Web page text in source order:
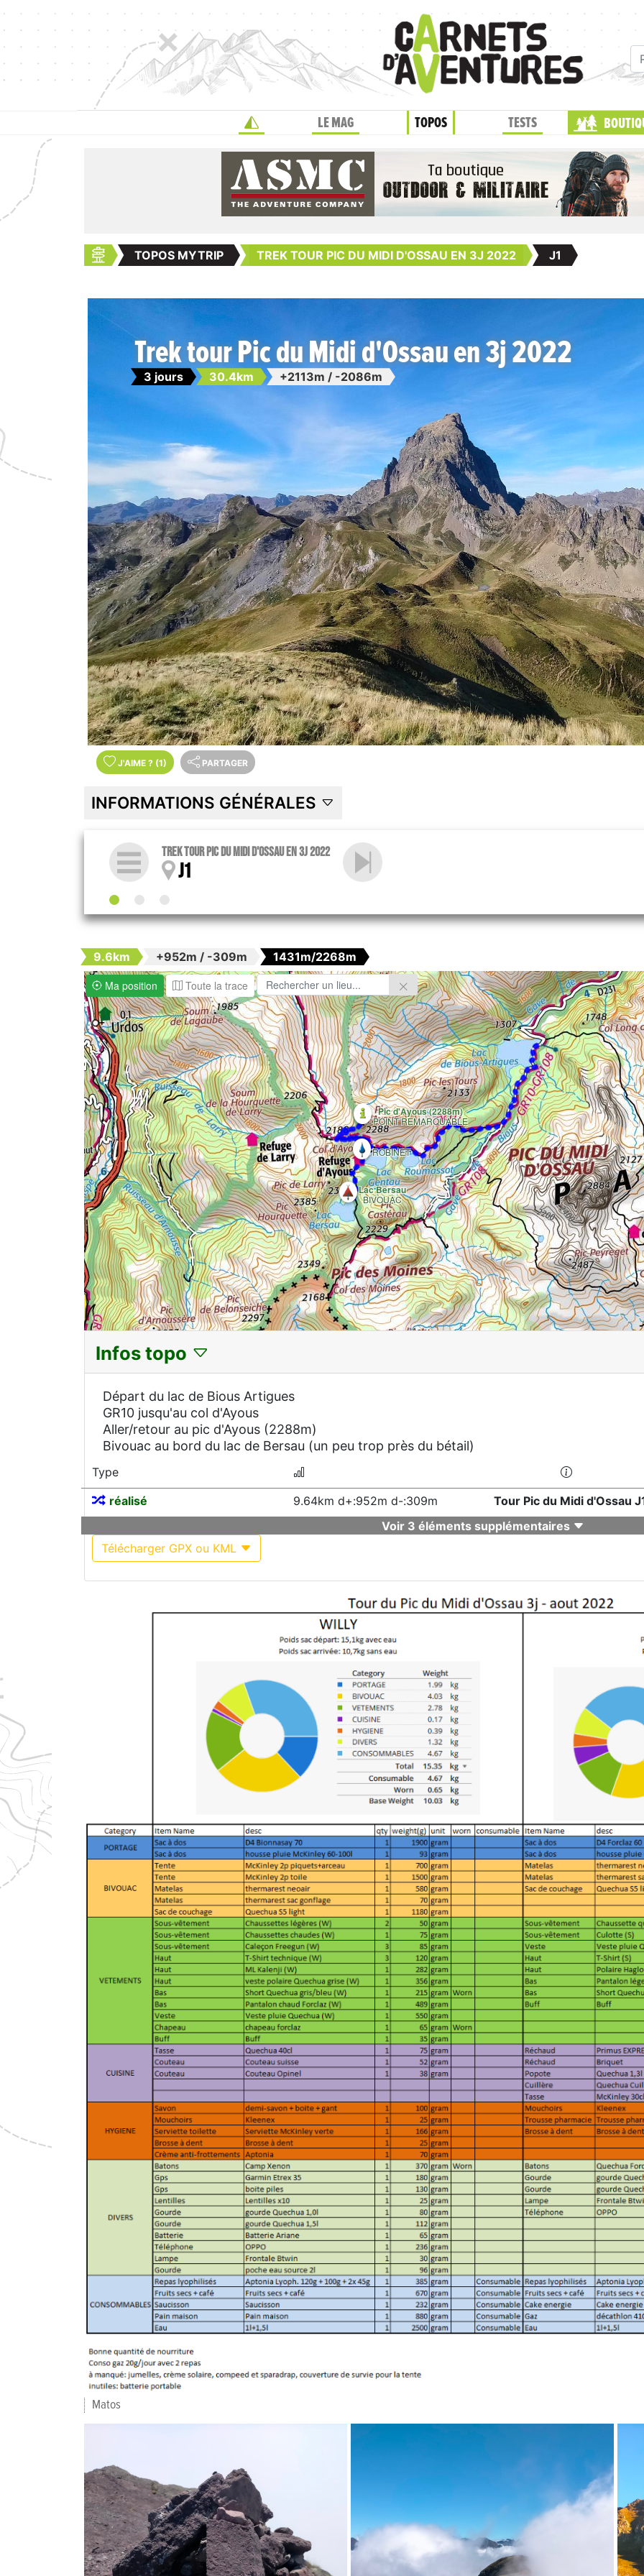
LE MAG TOPOS TESTS
TOPOS MYTRIP TREK TOUR PIC DU MIDI D'OSSAU EN 3J 2022 J1
Trek tour Pic du Midi d'Ossau en 3j 2022
3 jours 30.4km +2113m / -2086m
J'AIME ? (1) PARTAGER
INFORMATIONS GÉNÉRALES
Trek tour Pic du Midi d'Ossau en 3j 2022
J1
9.6km +952m / -309m
1431m/2268m
Ma position
Toute la trace
Lac Bersau
BIVOUAC
ROBINET
Pic d'Ayous (2288m)
POINT REMARQUABLE
Infos topo
Départ du lac de Bious Artigues
GR10 jusqu'au col d'Ayous
Aller/retour au pic d'Ayous (2288m)
Bivouac au bord du lac de Bersau (un peu trop près du bétail)
Type
réalisé
9.64km d+:952m d-:309m
Tour Pic du Midi d'Ossau
Voir 3 éléments supplémentaires
Télécharger GPX ou KML
Matos